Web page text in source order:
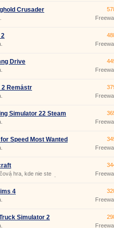
Crusader
2
Drive
2 Remástr
Simulator 22 Steam
Speed Most Wanted
hra, kde nie ste
pohybom, konaním a ani
sa hra neustále
nemá koniec, vždy v nej
pokračovať. Túto hru
O popularite tejto hry
fak
4
Simulator 2